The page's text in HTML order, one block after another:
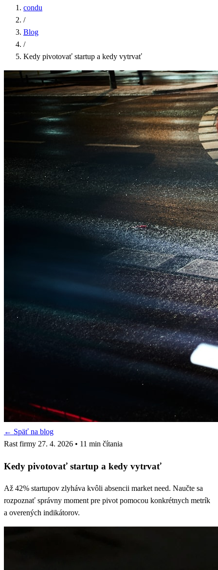
condu
/
Blog
/
Kedy pivotovať startup a kedy vytrvať
← Späť na blog
Rast firmy 27. 4. 2026 • 11 min čítania
Kedy pivotovať startup a kedy vytrvať
Až 42% startupov zlyháva kvôli absencii market need. Naučte sa
rozpoznať správny moment pre pivot pomocou konkrétnych metrík
a overených indikátorov.